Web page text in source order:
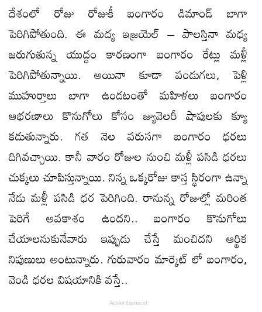
దేశంలో రోజు రోజుకీ బంగారం డిమాండ్ బాగా
పెరిగిపోతుంది. ఈ మద్య ఇజ్రయెల్ – పాలస్తినా మధ్య
జరుగుతున్న యుద్దం కారణంగా బంగారం రేట్లు మళ్లీ
పెరిగిపోతున్నాయి. అయినా కూడా పండుగలు, పెళ్లి
ముహుర్తాలు బాగా ఉండటంతో మహిళలు బంగారం
ఆభరణాలు కొనుగోలు కోసం జ్యువెలరీ షాపులకు క్యూ
కడుతున్నారు. గత నెల వరుసగా బంగారం ధరలు
దిగివచ్చాయి. కానీ వారం రోజుల నుంచి మళ్లీ పసిడి ధరలు
చుక్కలు చూపిస్తున్నాయి. నిన్న ఒక్కరోజు కాస్త స్థిరంగా ఉన్నా
నేడు మళ్లీ పసిడి ధర పెరిగింది. రానున్న రోజుల్లో మరింత
పెరిగే అవకాశం ఉందని.. బంగారం కొనుగోలు
చేయాలనుకునేవారు ఇప్పుడు చేస్తే మంచిదని ఆర్థిక
నిపుణులు అంటున్నారు. గురువారం మార్కెట్ లో బంగారం,
వెండి ధరల విషయానికి వస్తే..